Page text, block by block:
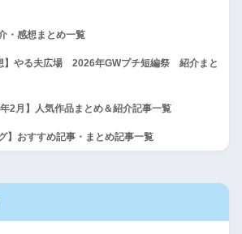
・感想まとめ一覧
】やる夫広場 2026年GWプチ短編祭 紹介まと
2月】人気作品まとめ＆紹介記事一覧
】おすすめ記事・まとめ記事一覧